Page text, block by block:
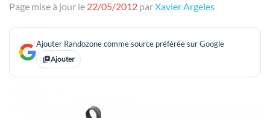
Page mise à jour le 22/05/2012 parXavier Argeles
Ajouter Randozone comme source préférée sur Google
Ajouter